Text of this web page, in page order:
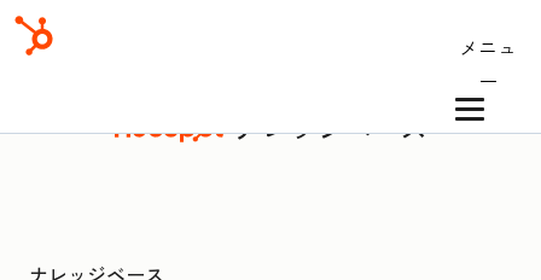
メニュ
ー
ナレッジベース
ナレッジベース